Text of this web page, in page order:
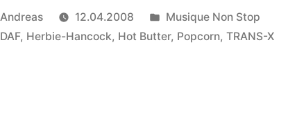
Veröffentlicht
von
Andreas 12.04.2008
Veröffentlicht
in
Musique Non Stop
Schlagwörter:
DAF, Herbie-Hancock, Hot Butter, Popcorn,TRANS-X